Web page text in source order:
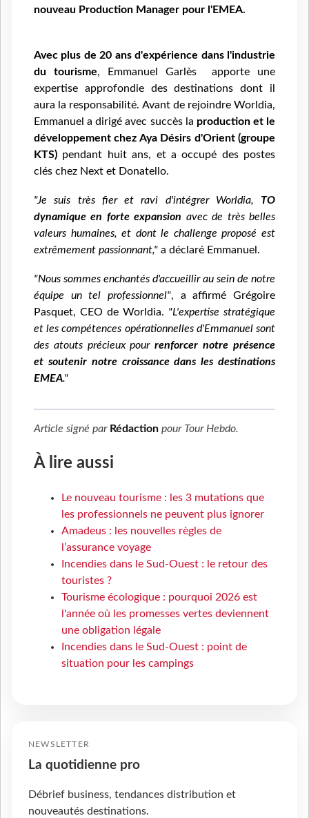
nouveau Production Manager pour l'EMEA.
Avec plus de 20 ans d'expérience dans l'industrie
du tourisme, Emmanuel Garlès apporte une
expertise approfondie des destinations dont il
aura la responsabilité. Avant de rejoindre Worldia,
Emmanuel a dirigé avec succès la production et le
développement chez Aya Désirs d'Orient (groupe
KTS) pendant huit ans, et a occupé des postes
clés chez Next et Donatello.
"Je suis très fier et ravi d'intégrer Worldia, TO
dynamique en forte expansion avec de très belles
valeurs humaines, et dont le challenge proposé est
extrêmement passionnant," a déclaré Emmanuel.
"Nous sommes enchantés d'accueillir au sein de notre
équipe un tel professionnel", a affirmé Grégoire
Pasquet, CEO de Worldia. "L'expertise stratégique
et les compétences opérationnelles d'Emmanuel sont
des atouts précieux pourrenforcer notre présence
et soutenir notre croissance dans les destinations
EMEA."
Article signé par Rédaction pour Tour Hebdo.
À lire aussi
Le nouveau tourisme : les 3 mutations que
les professionnels ne peuvent plus ignorer
Amadeus : les nouvelles règles de
l’assurance voyage
Incendies dans le Sud-Ouest : le retour des
touristes ?
Tourisme écologique : pourquoi 2026 est
l'année où les promesses vertes deviennent
une obligation légale
Incendies dans le Sud-Ouest : point de
situation pour les campings
NEWSLETTER
La quotidienne pro
Débrief business, tendances distribution et
nouveautés destinations.